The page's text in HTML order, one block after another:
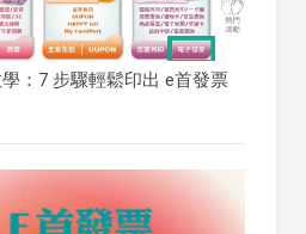
：7 步驟輕鬆印出 e首發票